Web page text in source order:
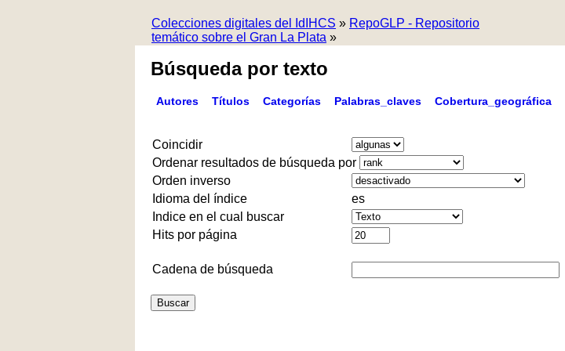
Colecciones digitales del IdIHCS » RepoGLP - Repositorio
temático sobre el Gran La Plata »
Búsqueda por texto
Autores Títulos Categorías Palabras_claves Cobertura_geográfica
Coincidir
Ordenar resultados de búsqueda por
Orden inverso
Idioma del índice
es
Indice en el cual buscar
Hits por página
Cadena de búsqueda